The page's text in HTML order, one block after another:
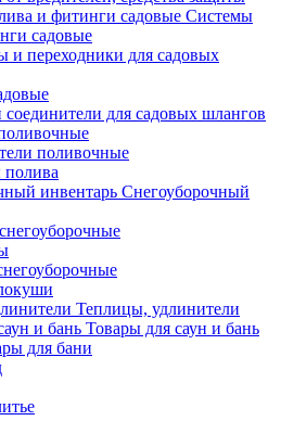
Системы
садовые
и переходники для садовых
для садовых шлангов
поливочные
Снегоуборочный
Теплицы, удлинители
Товары для саун и бань
для бани